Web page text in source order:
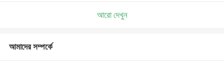
আরো দেখুন
আমাদের সম্পর্কে